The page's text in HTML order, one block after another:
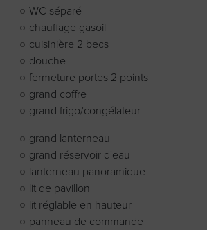
WC séparé
chauffage gasoil
cuisinière 2 becs
douche
fermeture portes 2 points
grand coffre
grand frigo/congélateur
grand lanterneau
grand réservoir d'eau
lanterneau panoramique
lit de pavillon
lit réglable en hauteur
panneau de commande